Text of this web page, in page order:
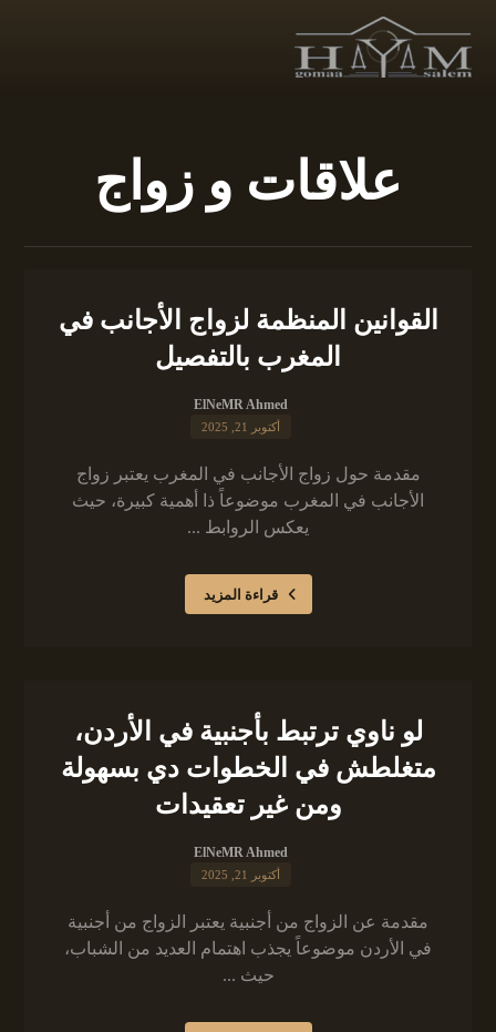
علاقات و زواج
القوانين المنظمة لزواج الأجانب في
المغرب بالتفصيل
ElNeMR Ahmed
أكتوبر 21, 2025
مقدمة حول زواج الأجانب في المغرب يعتبر زواج
الأجانب في المغرب موضوعاً ذا أهمية كبيرة، حيث
يعكس الروابط ...
قراءة المزيد
لو ناوي ترتبط بأجنبية في الأردن،
متغلطش في الخطوات دي بسهولة
ومن غير تعقيدات
ElNeMR Ahmed
أكتوبر 21, 2025
مقدمة عن الزواج من أجنبية يعتبر الزواج من أجنبية
في الأردن موضوعاً يجذب اهتمام العديد من الشباب،
حيث ...